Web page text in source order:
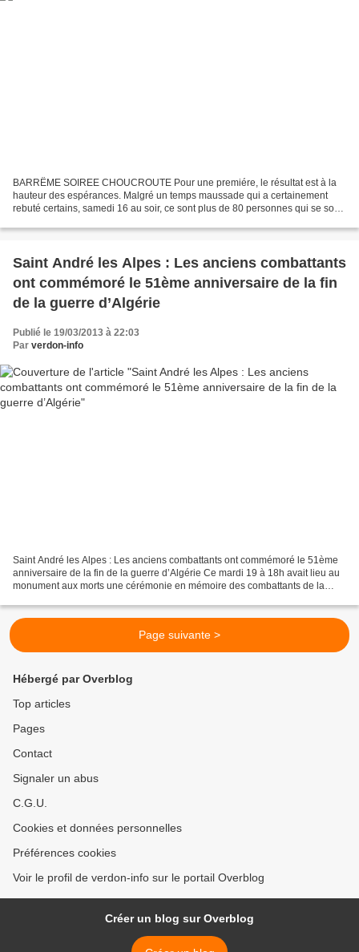
BARRËME SOIREE CHOUCROUTE Pour une premiére, le résultat est à la
hauteur des espérances. Malgré un temps maussade qui a certainement
rebuté certains, samedi 16 au soir, ce sont plus de 80 personnes qui se sont
Saint André les Alpes : Les anciens combattants
ont commémoré le 51ème anniversaire de la fin
de la guerre d’Algérie
Publié le 19/03/2013 à 22:03
Par verdon-info
Saint André les Alpes : Les anciens combattants ont commémoré le 51ème
anniversaire de la fin de la guerre d’Algérie Ce mardi 19 à 18h avait lieu au
monument aux morts une cérémonie en mémoire des combattants de la
Page suivante >
Hébergé par Overblog
Top articles
Pages
Contact
Signaler un abus
C.G.U.
Cookies et données personnelles
Préférences cookies
Voir le profil de verdon-info sur le portail Overblog
Créer un blog sur Overblog